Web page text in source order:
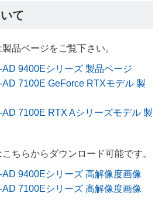
て
品ページをご覧下さい。
AD 9400Eシリーズ 製品ページ
AD 7100E GeForce RTXモデル 製
7100E RTX Aシリーズモデル 製
ちらからダウンロード可能です。
AD 9400Eシリーズ 高解像度画像
AD 7100Eシリーズ 高解像度画像